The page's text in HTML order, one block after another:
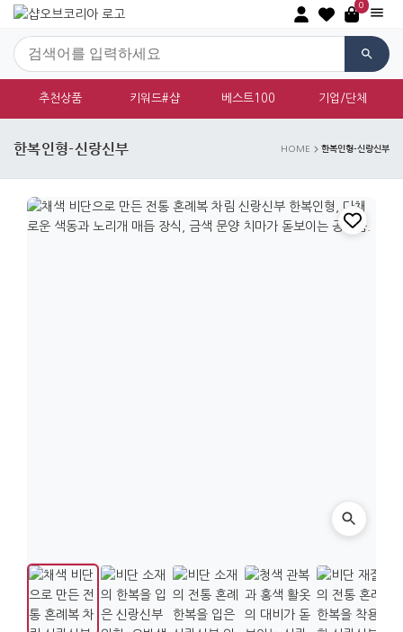
0
추천상품 키워드#샵 베스트100 기업/단체
한복인형-신랑신부 HOME 한복인형-신랑신부